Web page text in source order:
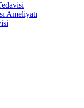
Ameliyatı